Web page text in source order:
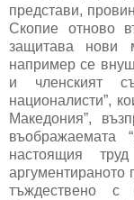
представи,
Скопие отново
защитава нови
например се
и членският
националисти”,
Македония”,
въображаемата
настоящия
аргументираното
тъждествено с